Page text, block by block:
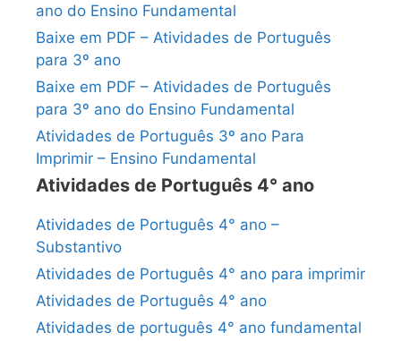
ano do Ensino Fundamental
Baixe em PDF – Atividades de Português
para 3º ano
Baixe em PDF – Atividades de Português
para 3º ano do Ensino Fundamental
Atividades de Português 3º ano Para
Imprimir – Ensino Fundamental
Atividades de Português 4° ano
Atividades de Português 4° ano –
Substantivo
Atividades de Português 4° ano para imprimir
Atividades de Português 4° ano
Atividades de português 4° ano fundamental